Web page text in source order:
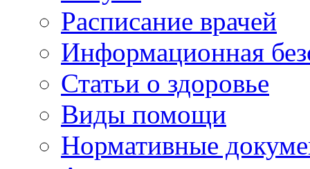
Расписание врачей
Информационная
Статьи о здоровье
Виды помощи
Нормативные